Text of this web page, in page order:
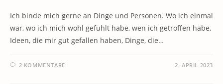
Ich binde mich gerne an Dinge und Personen. Wo ich einmal
war, wo ich mich wohl gefühlt habe, wen ich getroffen habe,
Ideen, die mir gut gefallen haben, Dinge, die…
2 KOMMENTARE 2. APRIL 2023